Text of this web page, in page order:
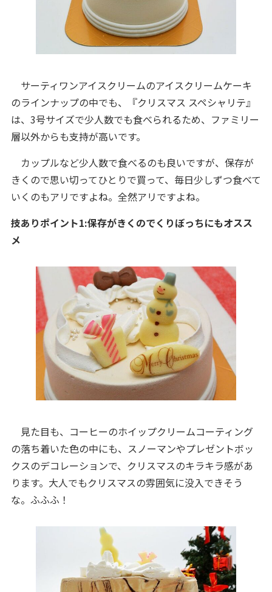
サーティワンアイスクリームのアイスクリームケーキ
のラインナップの中でも、『クリスマス スペシャリテ』
は、3号サイズで少人数でも食べられるため、ファミリー
層以外からも支持が高いです。
カップルなど少人数で食べるのも良いですが、保存が
きくので思い切ってひとりで買って、毎日少しずつ食べて
いくのもアリですよね。全然アリですよね。
技ありポイント1:保存がきくのでくりぼっちにもオスス
メ
見た目も、コーヒーのホイップクリームコーティング
の落ち着いた色の中にも、スノーマンやプレゼントボッ
クスのデコレーションで、クリスマスのキラキラ感があ
ります。大人でもクリスマスの雰囲気に没入できそう
な。ふふふ！